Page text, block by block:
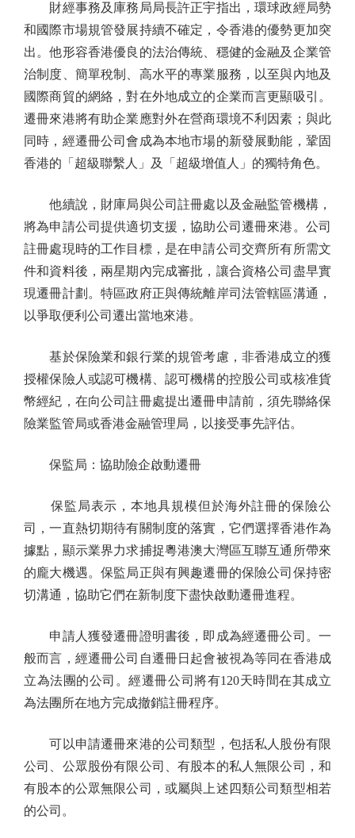
財經事務及庫務局局長許正宇指出，環球政經局勢
和國際市場規管發展持續不確定，令香港的優勢更加突
出。他形容香港優良的法治傳統、穩健的金融及企業管
治制度、簡單稅制、高水平的專業服務，以至與內地及
國際商貿的網絡，對在外地成立的企業而言更顯吸引。
遷冊來港將有助企業應對外在營商環境不利因素；與此
同時，經遷冊公司會成為本地市場的新發展動能，鞏固
香港的「超級聯繫人」及「超級增值人」的獨特角色。
他續說，財庫局與公司註冊處以及金融監管機構，
將為申請公司提供適切支援，協助公司遷冊來港。公司
註冊處現時的工作目標，是在申請公司交齊所有所需文
件和資料後，兩星期內完成審批，讓合資格公司盡早實
現遷冊計劃。特區政府正與傳統離岸司法管轄區溝通，
以爭取便利公司遷出當地來港。
基於保險業和銀行業的規管考慮，非香港成立的獲
授權保險人或認可機構、認可機構的控股公司或核准貨
幣經紀，在向公司註冊處提出遷冊申請前，須先聯絡保
險業監管局或香港金融管理局，以接受事先評估。
保監局：協助險企啟動遷冊
保監局表示，本地具規模但於海外註冊的保險公
司，一直熱切期待有關制度的落實，它們選擇香港作為
據點，顯示業界力求捕捉粵港澳大灣區互聯互通所帶來
的龐大機遇。保監局正與有興趣遷冊的保險公司保持密
切溝通，協助它們在新制度下盡快啟動遷冊進程。
申請人獲發遷冊證明書後，即成為經遷冊公司。一
般而言，經遷冊公司自遷冊日起會被視為等同在香港成
立為法團的公司。經遷冊公司將有120天時間在其成立
為法團所在地方完成撤銷註冊程序。
可以申請遷冊來港的公司類型，包括私人股份有限
公司、公眾股份有限公司、有股本的私人無限公司，和
有股本的公眾無限公司，或屬與上述四類公司類型相若
的公司。